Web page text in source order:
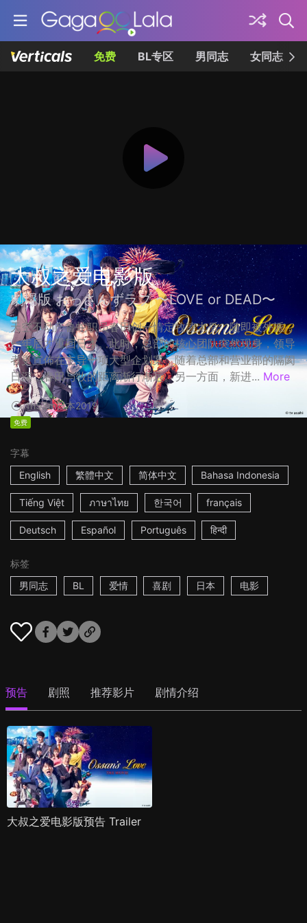
免费 BL专区 男同志 女同志
大叔之爱电影版
劇場版 おっさんずラブ 〜LOVE or DEAD〜
天空不动产鲁蛇职员春田创一情定牧凌太后，随即被外派，
一年后才重回日本。此时，总部的核心团队突然现身，领导
者更宣佈在主导一项大型企划案，随着总部和营业部的隔阂
日深，春田与牧的距离渐行渐远。另一方面，新进... More
1h53m日本2019
免费
字幕
English
繁體中文 简体中文 Bahasa Indonesia
Tiếng Việt ภาษาไทย 한국어 français
Deutsch Español Português हिन्दी
标签
男同志
BL 爱情 喜剧 日本 电影
预告 剧照 推荐影片 剧情介绍
大叔之爱电影版预告 Trailer